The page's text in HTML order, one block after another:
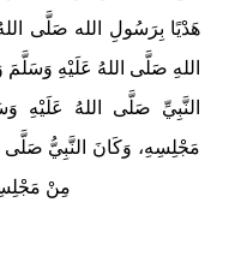
هَدْيًا بِرَسُولِ الله صَلَّى
اللهِ صَلَّى اللهُ عَلَيْهِ
النَّبِيِّ صَلَّى اللهُ عَلَيْهِ
مَجْلِسِهِ، وَكَانَ النَّبِيُّ صَلَّى